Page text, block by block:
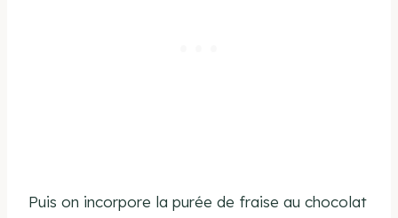
Puis on incorpore la purée de fraise au chocolat